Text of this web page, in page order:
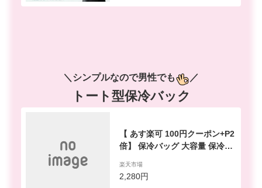
＼シンプルなので男性でも ／
トート型保冷バック
【 あす楽可 100円クーポン+P2
倍】 保冷バッグ 大容量 保冷バ
ック ショッピングバッグ 折り
たたみ クーラーバッグ トート
楽天市場
2,280円